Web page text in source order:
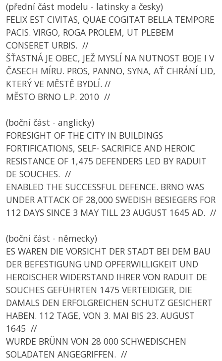
(přední část modelu - latinsky a česky)
FELIX EST CIVITAS, QUAE COGITAT BELLA TEMPORE
PACIS. VIRGO, ROGA PROLEM, UT PLEBEM
CONSERET URBIS. //
ŠŤASTNÁ JE OBEC, JEŽ MYSLÍ NA NUTNOST BOJE I V
ČASECH MÍRU. PROS, PANNO, SYNA, AŤ CHRÁNÍ LID,
KTERÝ VE MĚSTĚ BYDLÍ. //
MĚSTO BRNO L.P. 2010 //
(boční část - anglicky)
FORESIGHT OF THE CITY IN BUILDINGS
FORTIFICATIONS, SELF- SACRIFICE AND HEROIC
RESISTANCE OF 1,475 DEFENDERS LED BY RADUIT
DE SOUCHES. //
ENABLED THE SUCCESSFUL DEFENCE. BRNO WAS
UNDER ATTACK OF 28,000 SWEDISH BESIEGERS FOR
112 DAYS SINCE 3 MAY TILL 23 AUGUST 1645 AD. //
(boční část - německy)
ES WAREN DIE VORSICHT DER STADT BEI DEM BAU
DER BEFESTIGUNG UND OPFERWILLIGKEIT UND
HEROISCHER WIDERSTAND IHRER VON RADUIT DE
SOUCHES GEFÜHRTEN 1475 VERTEIDIGER, DIE
DAMALS DEN ERFOLGREICHEN SCHUTZ GESICHERT
HABEN. 112 TAGE, VON 3. MAI BIS 23. AUGUST
1645 //
WURDE BRÜNN VON 28 000 SCHWEDISCHEN
SOLADATEN ANGEGRIFFEN. //